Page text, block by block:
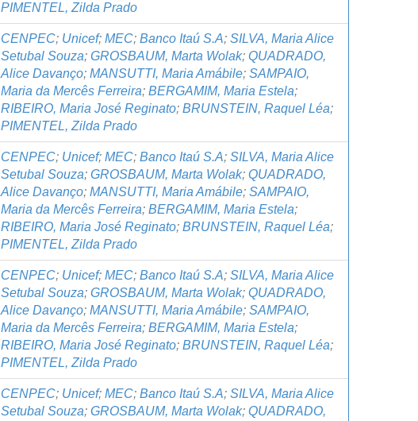
PIMENTEL, Zilda Prado
CENPEC; Unicef; MEC; Banco Itaú S.A; SILVA, Maria Alice
Setubal Souza; GROSBAUM, Marta Wolak; QUADRADO,
Alice Davanço; MANSUTTI, Maria Amábile; SAMPAIO,
Maria da Mercês Ferreira; BERGAMIM, Maria Estela;
RIBEIRO, Maria José Reginato; BRUNSTEIN, Raquel Léa;
PIMENTEL, Zilda Prado
CENPEC; Unicef; MEC; Banco Itaú S.A; SILVA, Maria Alice
Setubal Souza; GROSBAUM, Marta Wolak; QUADRADO,
Alice Davanço; MANSUTTI, Maria Amábile; SAMPAIO,
Maria da Mercês Ferreira; BERGAMIM, Maria Estela;
RIBEIRO, Maria José Reginato; BRUNSTEIN, Raquel Léa;
PIMENTEL, Zilda Prado
CENPEC; Unicef; MEC; Banco Itaú S.A; SILVA, Maria Alice
Setubal Souza; GROSBAUM, Marta Wolak; QUADRADO,
Alice Davanço; MANSUTTI, Maria Amábile; SAMPAIO,
Maria da Mercês Ferreira; BERGAMIM, Maria Estela;
RIBEIRO, Maria José Reginato; BRUNSTEIN, Raquel Léa;
PIMENTEL, Zilda Prado
CENPEC; Unicef; MEC; Banco Itaú S.A; SILVA, Maria Alice
Setubal Souza; GROSBAUM, Marta Wolak; QUADRADO,